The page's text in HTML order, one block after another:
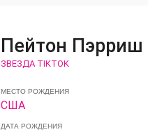
Пейтон Пэрриш
ЗВЕЗДА TIKTOK
МЕСТО РОЖДЕНИЯ
США
ДАТА РОЖДЕНИЯ